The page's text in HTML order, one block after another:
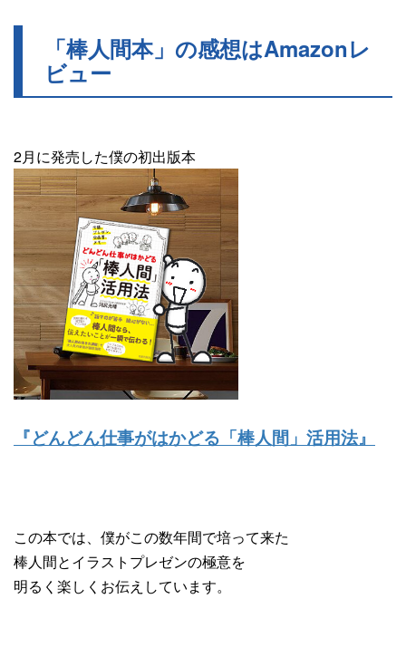
「棒人間本」の感想はAmazonレ
ビュー
2月に発売した僕の初出版本
『どんどん仕事がはかどる「棒人間」活用法』
この本では、僕がこの数年間で培って来た
棒人間とイラストプレゼンの極意を
明るく楽しくお伝えしています。